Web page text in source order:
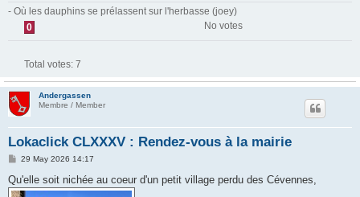
- Où les dauphins se prélassent sur l'herbasse (joey)
0
No votes
Total votes: 7
Andergassen
Membre / Member
Lokaclick CLXXXV : Rendez-vous à la mairie
P
s
t
29 May 2026 14:17
Qu'elle soit nichée au coeur d'un petit village perdu des Cévennes,